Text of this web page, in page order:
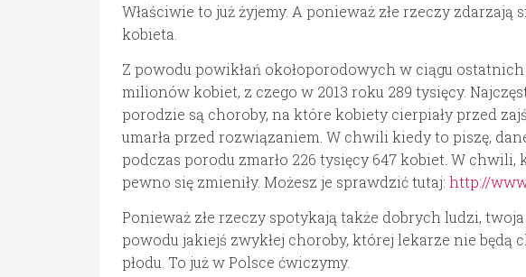
Właściwie to już żyjemy. A ponieważ złe rzeczy
kobieta.
Z powodu powikłań okołoporodowych w ciągu
milionów kobiet, z czego w 2013 roku 289 tysięcy.
porodzie są choroby, na które kobiety cierpiały przed
umarła przed rozwiązaniem. W chwili kiedy to piszę,
podczas porodu zmarło 226 tysięcy 647 kobiet. W chwili,
pewno się zmieniły. Możesz je sprawdzić tutaj:http://
Ponieważ złe rzeczy spotykają także dobrych ludzi,
powodu jakiejś zwykłej choroby, której lekarze nie będą
płodu. To już w Polsce ćwiczymy.